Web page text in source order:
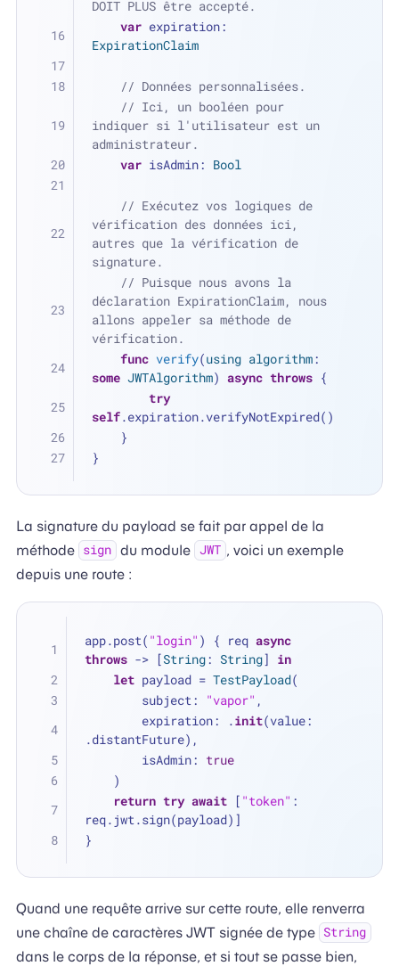
DOIT PLUS être accepté.
var
ExpirationClaim
// Données personnalisées.
// Ici, un booléen pour
indiquer si l'utilisateur est un
administrateur.
var isAdmin: Bool
// Exécutez vos logiques de
vérification des données ici,
autres que la vérification de
signature.
// Puisque nous avons la
déclaration ExpirationClaim, nous
allons appeler sa méthode de
vérification.
func verify(using algorithm
some JWTAlgorithm) async throws {
try
self.expiration.verifyNotExpired()
    }
}
La signature du payload se fait par appel de la
méthode sign du module JWT , voici un exemple
depuis une route :
app.post( "login" ) { req async
throws -> [String: String] in
let payload = TestPayload(
        subject:
"vapor" ,
        expiration: .
init(value:
.distantFuture),
        isAdmin:
true
    )
return try await [ "token" :
req.jwt.sign(payload)]
}
Quand une requête arrive sur cette route, elle renverra
une chaîne de caractères JWT signée de type String
dans le corps de la réponse, et si tout se passe bien,